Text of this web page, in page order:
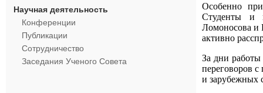
Научная деятельность
Конференции
Публикации
Сотрудничество
Заседания Ученого Совета
Особенно
Студенты и
Ломоносова и
активно
За дни
переговоров
и зарубежных